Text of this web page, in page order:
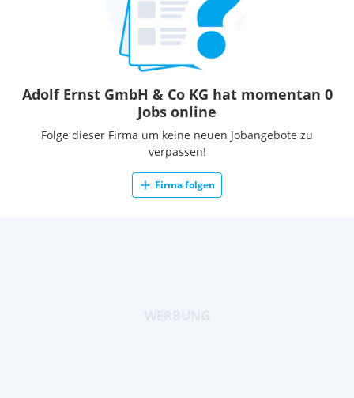
Adolf Ernst GmbH & Co KG hat momentan 0
Jobs online
Folge dieser Firma um keine neuen Jobangebote zu
verpassen!
Firma folgen